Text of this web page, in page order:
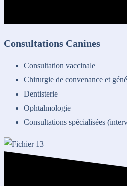
Consultations Canines
Consultation vaccinale
Chirurgie de convenance et
Dentisterie
Ophtalmologie
Consultations spécialisées